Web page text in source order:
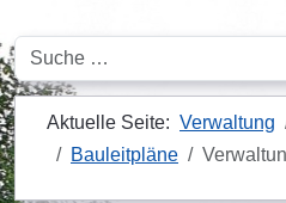
Suchen
Aktuelle Seite: Verwaltung
Bauleitpläne